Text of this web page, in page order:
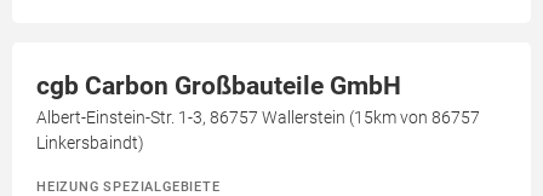
cgb Carbon Großbauteile GmbH
Albert-Einstein-Str. 1-3, 86757 Wallerstein (15km von 86757
Linkersbaindt)
HEIZUNG SPEZIALGEBIETE